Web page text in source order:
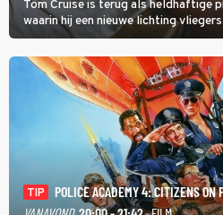
Tom Cruise is terug als heldhaftige
waarin hij een nieuwe lichting
werk.
TIP
POLICE ACADEMY 4: CITIZENS ON